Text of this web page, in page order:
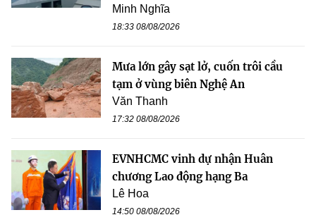
Minh Nghĩa
18:33 08/08/2026
Mưa lớn gây sạt lở, cuốn trôi cầu
tạm ở vùng biên Nghệ An
Văn Thanh
17:32 08/08/2026
EVNHCMC vinh dự nhận Huân
chương Lao động hạng Ba
Lê Hoa
14:50 08/08/2026